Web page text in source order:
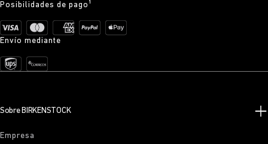
Posibilidades de pago¹
Envío mediante
Sobre BIRKENSTOCK
Empresa